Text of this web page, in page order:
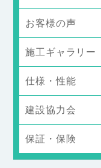
お客様の声
施工ギャラリー
仕様・性能
建設協力会
保証・保険